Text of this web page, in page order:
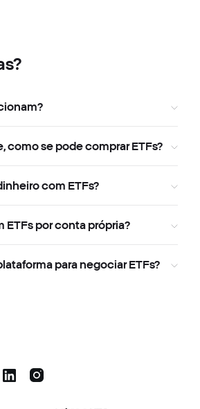
como se pode comprar ETFs?
com ETFs?
ETFs por conta própria?
para negociar ETFs?